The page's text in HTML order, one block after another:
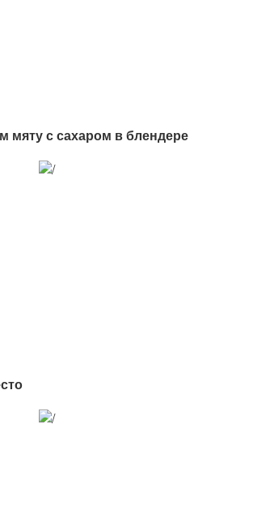
мяту с сахаром в блендере